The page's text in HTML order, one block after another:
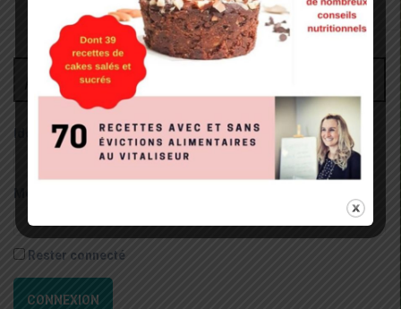
Administrateur
Identifiant:
Rester connecté
CONNEXION